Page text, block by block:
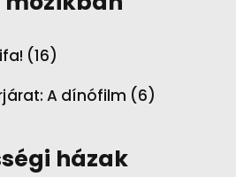
(16)
A dínófilm (6)
házak